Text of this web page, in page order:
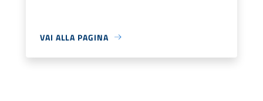
VAI ALLA PAGINA